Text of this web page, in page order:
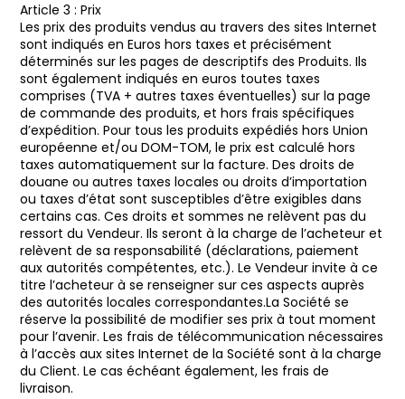
Article 3 : Prix
Les prix des produits vendus au travers des sites Internet
sont indiqués en Euros hors taxes et précisément
déterminés sur les pages de descriptifs des Produits. Ils
sont également indiqués en euros toutes taxes
comprises (TVA + autres taxes éventuelles) sur la page
de commande des produits, et hors frais spécifiques
d’expédition. Pour tous les produits expédiés hors Union
européenne et/ou DOM-TOM, le prix est calculé hors
taxes automatiquement sur la facture. Des droits de
douane ou autres taxes locales ou droits d’importation
ou taxes d’état sont susceptibles d’être exigibles dans
certains cas. Ces droits et sommes ne relèvent pas du
ressort du Vendeur. Ils seront à la charge de l’acheteur et
relèvent de sa responsabilité (déclarations, paiement
aux autorités compétentes, etc.). Le Vendeur invite à ce
titre l’acheteur à se renseigner sur ces aspects auprès
des autorités locales correspondantes.La Société se
réserve la possibilité de modifier ses prix à tout moment
pour l’avenir. Les frais de télécommunication nécessaires
à l’accès aux sites Internet de la Société sont à la charge
du Client. Le cas échéant également, les frais de
livraison.